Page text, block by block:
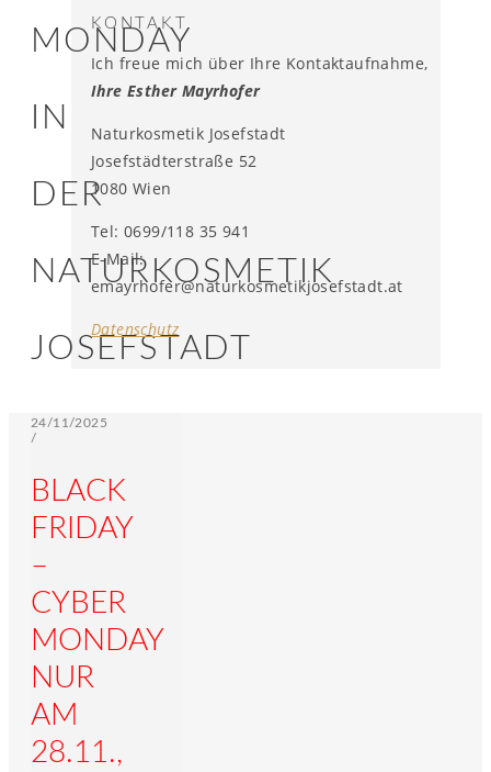
MONDAY
IN
DER
NATURKOSMETIK
JOSEFSTADT
24/11/2025
/
BLACK
FRIDAY
–
CYBER
MONDAY
NUR
AM
28.11.,
KONTAKT
Ich freue mich über Ihre Kontaktaufnahme,
Ihre Esther Mayrhofer
Naturkosmetik Josefstadt
Josefstädterstraße 52
1080 Wien
Tel: 0699/118 35 941
E-Mail:
emayrhofer@naturkosmetikjosefstadt.at
Datenschutz